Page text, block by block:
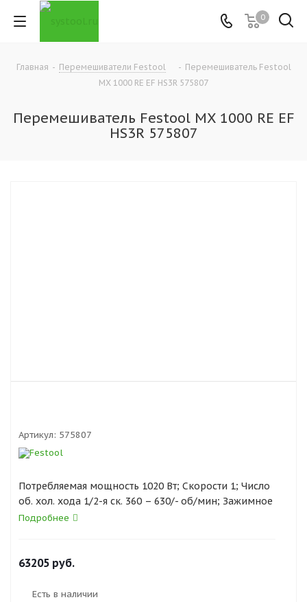
0
Главная - Перемешиватели Festool - Перемешиватель Festool
MX 1000 RE EF HS3R 575807
Перемешиватель Festool MX 1000 RE EF
HS3R 575807
Артикул: 575807
Потребляемая мощность 1020 Вт; Скорости 1; Число
об. хол. хода 1/2-я ск. 360 – 630/- об/мин; Зажимное
приспособление M14/ErgoFix; Диаметр зажимной
Подробнее
63205 руб.
Есть в наличии